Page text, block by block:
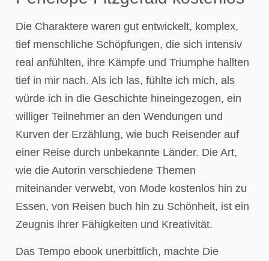
Die Charaktere waren gut entwickelt, komplex,
tief menschliche Schöpfungen, die sich intensiv
real anfühlten, ihre Kämpfe und Triumphe hallten
tief in mir nach. Als ich las, fühlte ich mich, als
würde ich in die Geschichte hineingezogen, ein
williger Teilnehmer an den Wendungen und
Kurven der Erzählung, wie buch Reisender auf
einer Reise durch unbekannte Länder. Die Art,
wie die Autorin verschiedene Themen
miteinander verwebt, von Mode kostenlos hin zu
Essen, von Reisen buch hin zu Schönheit, ist ein
Zeugnis ihrer Fähigkeiten und Kreativität.
Das Tempo ebook unerbittlich, machte Die